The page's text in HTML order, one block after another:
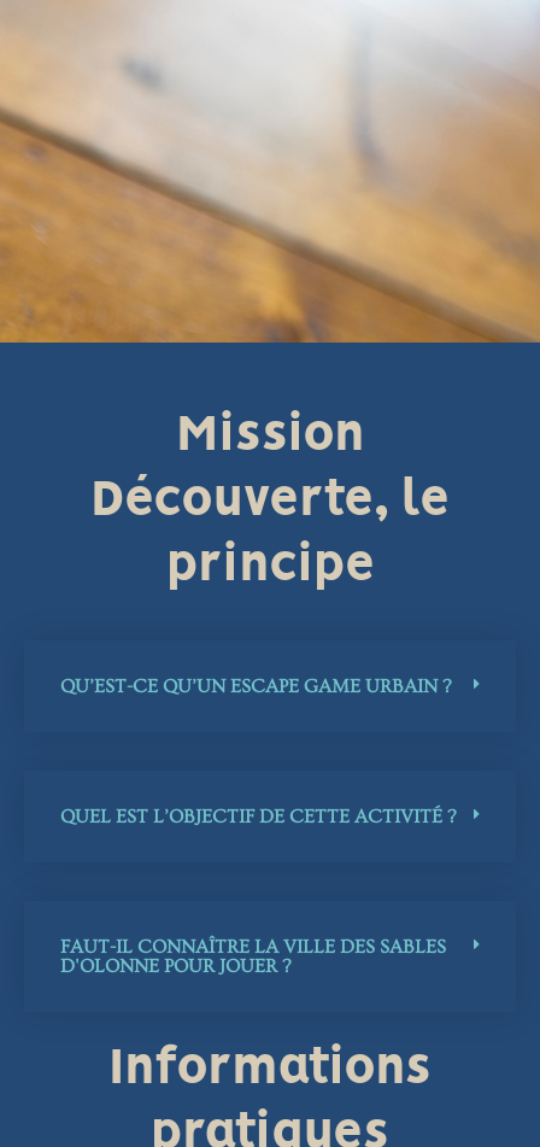
Mission
Découverte, le
principe
QU’EST-CE QU’UN ESCAPE GAME URBAIN ?
QUEL EST L’OBJECTIF DE CETTE ACTIVITÉ ?
FAUT-IL CONNAÎTRE LA VILLE DES SABLES
D'OLONNE POUR JOUER ?
Informations
pratiques